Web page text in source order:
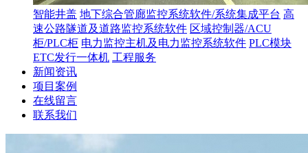
智能井盖 地下综合管廊监控系统软件/系统集成平台 高
速公路隧道及道路监控系统软件 区域控制器/ACU
柜/PLC柜 电力监控主机及电力监控系统软件 PLC模块
ETC发行一体机 工程服务
新闻资讯
项目案例
在线留言
联系我们